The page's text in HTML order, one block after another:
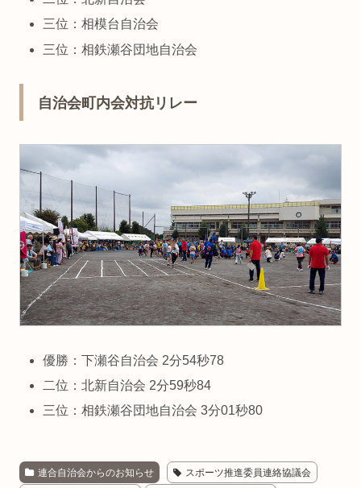
三位：相模台自治会
三位：相鉄瀬谷団地自治会
自治会町内会対抗リレー
優勝：下瀬谷自治会 2分54秒78
二位：北新自治会 2分59秒84
三位：相鉄瀬谷団地自治会 3分01秒80
連合自治会からのお知らせ スポーツ推進委員連絡協議会